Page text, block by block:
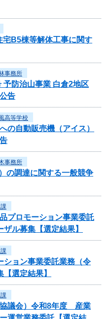
宅B5棟等解体工事に関す
事務所
予防治山事業 白倉2地区
告
高等学校
の自動販売機（アイス）
事務所
の調達に関する一般競争
プロモーション事業委託
ル募集【選定結果】
ション事業委託業務（令
選定結果】
協議会）令和8年度 産業